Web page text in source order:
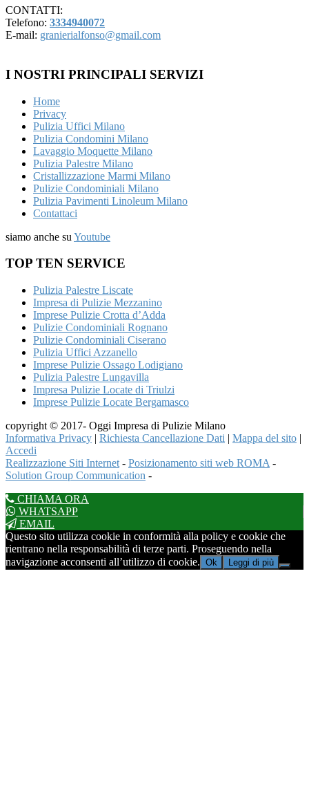
CONTATTI:
Telefono: 3334940072
E-mail: granierialfonso@gmail.com
I NOSTRI PRINCIPALI SERVIZI
Home
Privacy
Pulizia Uffici Milano
Pulizia Condomini Milano
Lavaggio Moquette Milano
Pulizia Palestre Milano
Cristallizzazione Marmi Milano
Pulizie Condominiali Milano
Pulizia Pavimenti Linoleum Milano
Contattaci
siamo anche su Youtube
TOP TEN SERVICE
Pulizia Palestre Liscate
Impresa di Pulizie Mezzanino
Imprese Pulizie Crotta d’Adda
Pulizie Condominiali Rognano
Pulizie Condominiali Ciserano
Pulizia Uffici Azzanello
Imprese Pulizie Ossago Lodigiano
Pulizia Palestre Lungavilla
Impresa Pulizie Locate di Triulzi
Imprese Pulizie Locate Bergamasco
copyright © 2017- Oggi Impresa di Pulizie Milano
Informativa Privacy | Richiesta Cancellazione Dati | Mappa del sito |
Accedi
Realizzazione Siti Internet - Posizionamento siti web ROMA -
Solution Group Communication -
CHIAMA ORA
WHATSAPP
EMAIL
Questo sito utilizza cookie in conformità alla policy e cookie che
rientrano nella responsabilità di terze parti. Proseguendo nella
navigazione acconsenti all’utilizzo di cookie. Ok Leggi di più